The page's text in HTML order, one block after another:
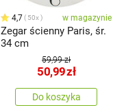
4,7 50x w magazynie
Zegar ścienny Paris, śr.
34 cm
59,99 zł
50,99zł
Do koszyka